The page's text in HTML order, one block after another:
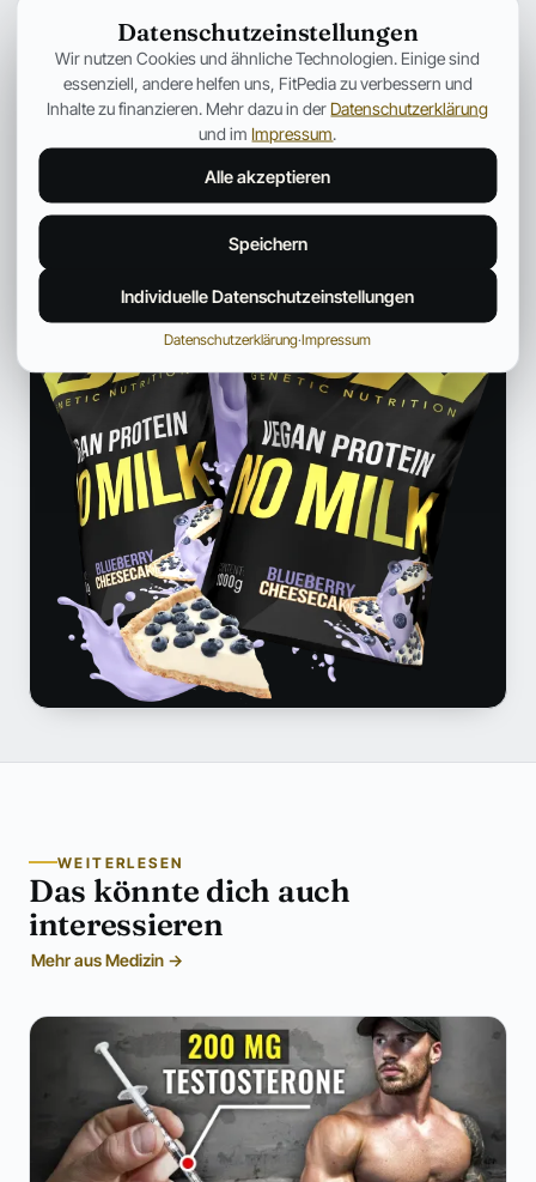
PUBLIC HEALTH UND GESUNDHEITSKOMMUNIKATION
Arbeitet im Bereich Public Health und
Gesundheitskommunikation. Bereitet komplexe Themen aus
dem Gesundheitswesen klar und praxisnah auf.
Profil und weitere Beiträge →
WEITERLESEN
Das könnte dich auch
interessieren
Mehr aus Medizin →
Datenschutzeinstellungen
Wir nutzen Cookies und ähnliche Technologien. Einige sind
essenziell, andere helfen uns, FitPedia zu verbessern und
Inhalte zu finanzieren. Mehr dazu in der Datenschutzerklärung
und im Impressum.
Alle akzeptieren
Speichern
Individuelle Datenschutzeinstellungen
Datenschutzerklärung·Impressum